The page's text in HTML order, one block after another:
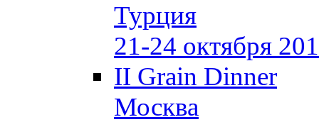
Турция
21-24 октября
II Grain Dinner
Москва